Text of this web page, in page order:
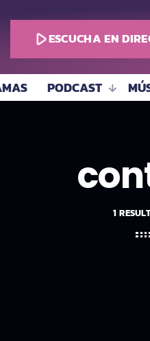
play_arrowESCUCHA EN
PODCAST
1